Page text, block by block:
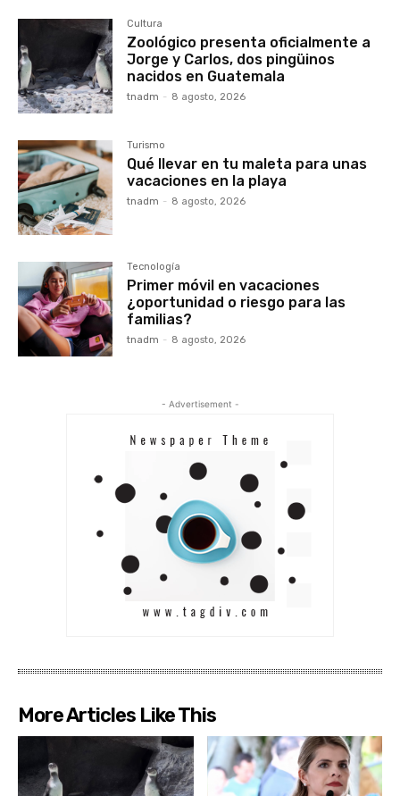
Cultura
Zoológico presenta oficialmente a
Jorge y Carlos, dos pingüinos
nacidos en Guatemala
tnadm - 8 agosto, 2026
Turismo
Qué llevar en tu maleta para unas
vacaciones en la playa
tnadm - 8 agosto, 2026
Tecnología
Primer móvil en vacaciones
¿oportunidad o riesgo para las
familias?
tnadm - 8 agosto, 2026
- Advertisement -
More Articles Like This